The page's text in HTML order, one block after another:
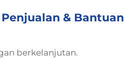
& Bantuan
berkelanjutan.